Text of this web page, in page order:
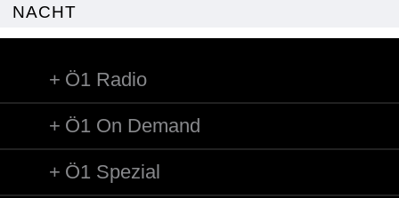
NACHT
Ö1 Radio
Ö1 On Demand
Ö1 Spezial